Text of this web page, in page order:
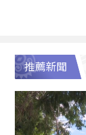
推薦新聞